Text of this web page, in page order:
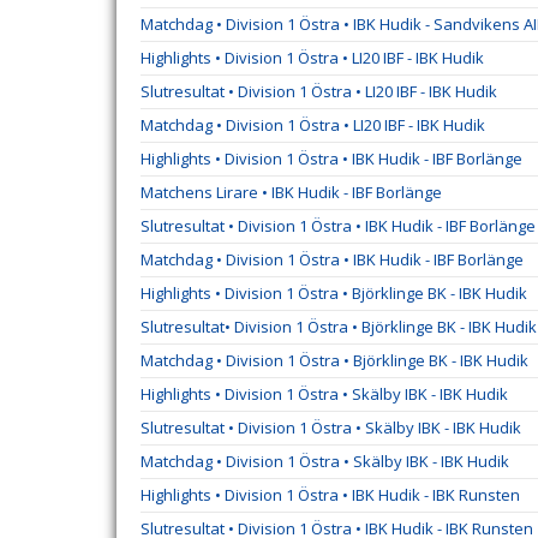
Matchdag • Division 1 Östra • IBK Hudik - Sandvikens
Highlights • Division 1 Östra • LI20 IBF - IBK Hudik
Slutresultat • Division 1 Östra • LI20 IBF - IBK Hudik
Matchdag • Division 1 Östra • LI20 IBF - IBK Hudik
Highlights • Division 1 Östra • IBK Hudik - IBF Borlänge
Matchens Lirare • IBK Hudik - IBF Borlänge
Slutresultat • Division 1 Östra • IBK Hudik - IBF Borlänge
Matchdag • Division 1 Östra • IBK Hudik - IBF Borlänge
Highlights • Division 1 Östra • Björklinge BK - IBK Hudik
Slutresultat• Division 1 Östra • Björklinge BK - IBK Hudik
Matchdag • Division 1 Östra • Björklinge BK - IBK Hudik
Highlights • Division 1 Östra • Skälby IBK - IBK Hudik
Slutresultat • Division 1 Östra • Skälby IBK - IBK Hudik
Matchdag • Division 1 Östra • Skälby IBK - IBK Hudik
Highlights • Division 1 Östra • IBK Hudik - IBK Runsten
Slutresultat • Division 1 Östra • IBK Hudik - IBK Runsten